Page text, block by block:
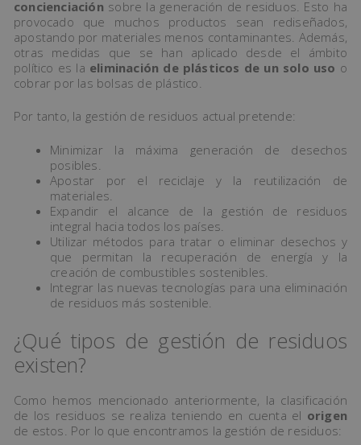
concienciación sobre la generación de residuos. Esto ha
provocado que muchos productos sean rediseñados,
apostando por materiales menos contaminantes. Además,
otras medidas que se han aplicado desde el ámbito
político es la eliminación de plásticos de un solo uso o
cobrar por las bolsas de plástico.
Por tanto, la gestión de residuos actual pretende:
Minimizar la máxima generación de desechos
posibles.
Apostar por el reciclaje y la reutilización de
materiales.
Expandir el alcance de la gestión de residuos
integral hacia todos los países.
Utilizar métodos para tratar o eliminar desechos y
que permitan la recuperación de energía y la
creación de combustibles sostenibles.
Integrar las nuevas tecnologías para una eliminación
de residuos más sostenible.
¿Qué tipos de gestión de residuos
existen?
Como hemos mencionado anteriormente, la clasificación
de los residuos se realiza teniendo en cuenta el origen
de estos. Por lo que encontramos la gestión de residuos: